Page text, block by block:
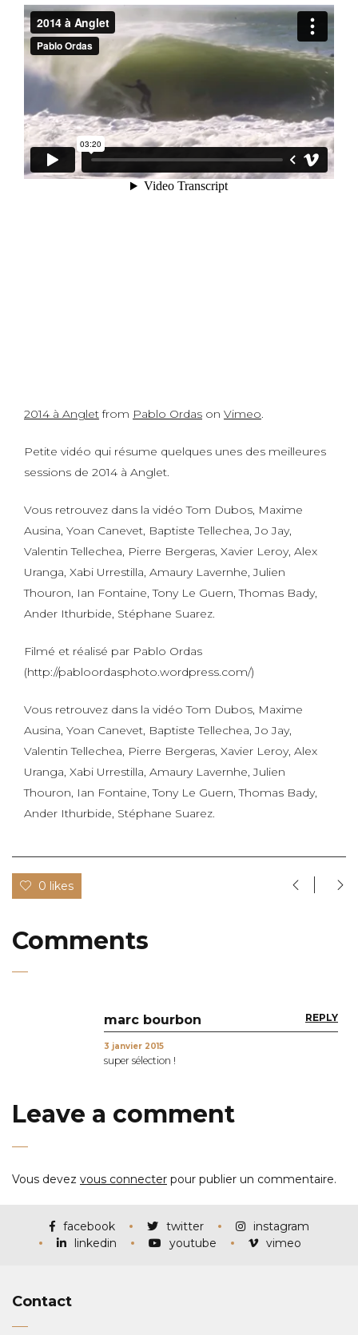
2014 à Angletfrom Pablo Ordas on Vimeo.
Petite vidéo qui résume quelques unes des meilleures
sessions de 2014 à Anglet.
Vous retrouvez dans la vidéo Tom Dubos, Maxime
Ausina, Yoan Canevet, Baptiste Tellechea, Jo Jay,
Valentin Tellechea, Pierre Bergeras, Xavier Leroy, Alex
Uranga, Xabi Urrestilla, Amaury Lavernhe, Julien
Thouron, Ian Fontaine, Tony Le Guern, Thomas Bady,
Ander Ithurbide, Stéphane Suarez.
Filmé et réalisé par Pablo Ordas
(http://pabloordasphoto.wordpress.com/)
Vous retrouvez dans la vidéo Tom Dubos, Maxime
Ausina, Yoan Canevet, Baptiste Tellechea, Jo Jay,
Valentin Tellechea, Pierre Bergeras, Xavier Leroy, Alex
Uranga, Xabi Urrestilla, Amaury Lavernhe, Julien
Thouron, Ian Fontaine, Tony Le Guern, Thomas Bady,
Ander Ithurbide, Stéphane Suarez.
0 likes
Comments
REPLY
marc bourbon
3 janvier 2015
super sélection !
Leave a comment
Vous devez vous connecter pour publier un commentaire.
facebook twitter
instagram
linkedin
youtube vimeo
Contact